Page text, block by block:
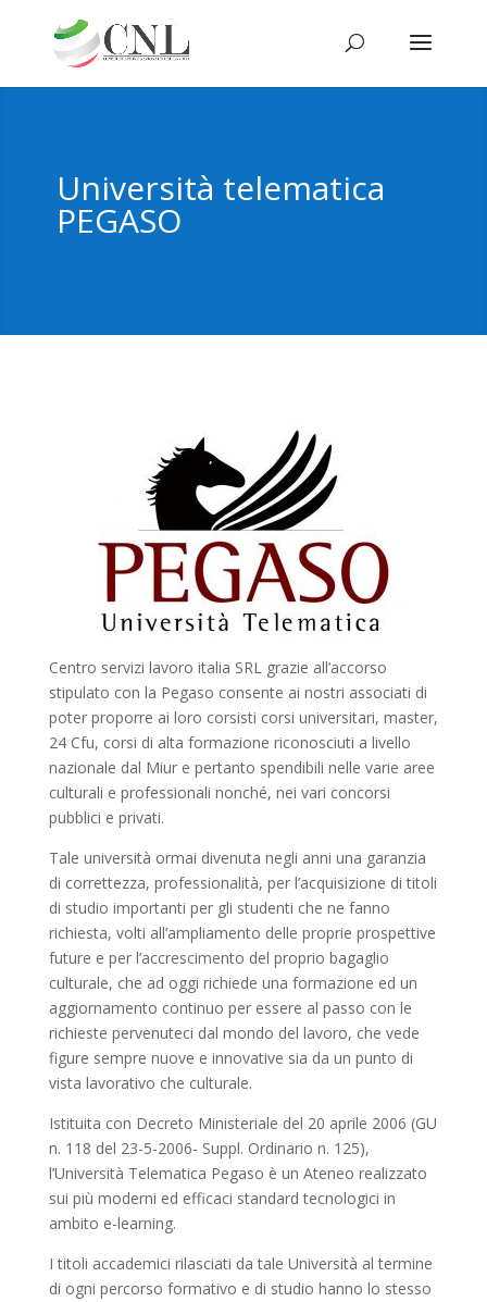
Università telematica
PEGASO
Centro servizi lavoro italia SRL grazie all’accorso
stipulato con la Pegaso consente ai nostri associati di
poter proporre ai loro corsisti corsi universitari, master,
24 Cfu, corsi di alta formazione riconosciuti a livello
nazionale dal Miur e pertanto spendibili nelle varie aree
culturali e professionali nonché, nei vari concorsi
pubblici e privati.
Tale università ormai divenuta negli anni una garanzia
di correttezza, professionalità, per l’acquisizione di titoli
di studio importanti per gli studenti che ne fanno
richiesta, volti all’ampliamento delle proprie prospettive
future e per l’accrescimento del proprio bagaglio
culturale, che ad oggi richiede una formazione ed un
aggiornamento continuo per essere al passo con le
richieste pervenuteci dal mondo del lavoro, che vede
figure sempre nuove e innovative sia da un punto di
vista lavorativo che culturale.
Istituita con Decreto Ministeriale del 20 aprile 2006 (GU
n. 118 del 23-5-2006- Suppl. Ordinario n. 125),
l’Università Telematica Pegaso è un Ateneo realizzato
sui più moderni ed efficaci standard tecnologici in
ambito e-learning.
I titoli accademici rilasciati da tale Università al termine
di ogni percorso formativo e di studio hanno lo stesso